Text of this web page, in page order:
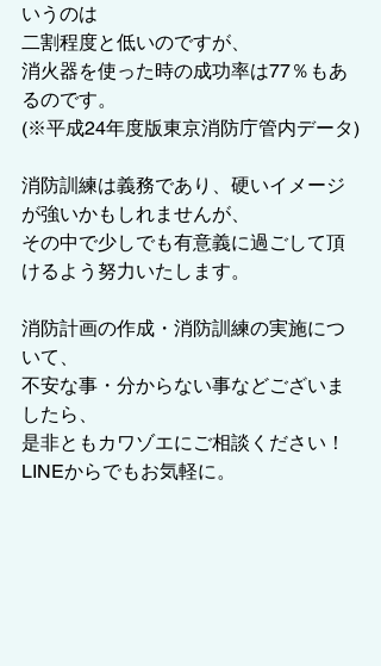
いうのは
二割程度と低いのですが、
消火器を使った時の成功率は77％もあ
るのです。
(※平成24年度版東京消防庁管内データ)
消防訓練は義務であり、硬いイメージ
が強いかもしれませんが、
その中で少しでも有意義に過ごして頂
けるよう努力いたします。
消防計画の作成・消防訓練の実施につ
いて、
不安な事・分からない事などございま
したら、
是非ともカワゾエにご相談ください！
LINEからでもお気軽に。